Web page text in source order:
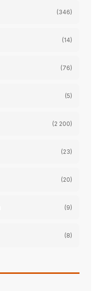
(346)
(14)
(76)
(5)
(2 200)
(23)
(20)
(9)
(8)